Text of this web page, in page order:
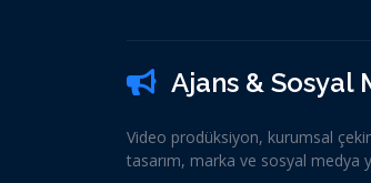
Ajans & Sosyal
Video prodüksiyon, kurumsal
tasarım, marka ve sosyal medya